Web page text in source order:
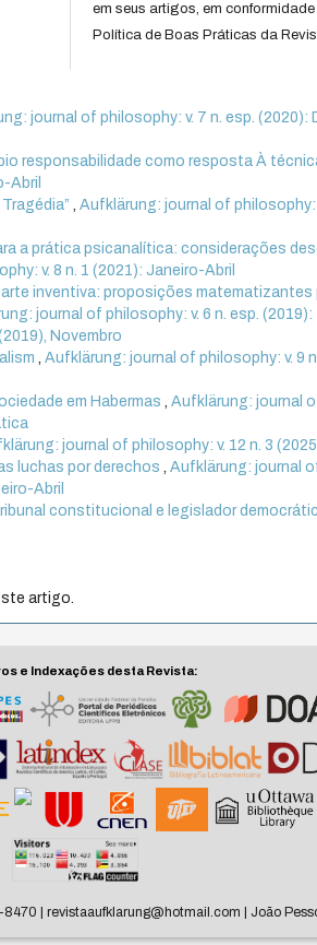
em seus artigos, em
Política de Boas Práticas da
journal of philosophy: v. 7 n. esp. (2020):
responsabilidade como resposta À
Abril
,Aufklärung: journal of philosophy:
a prática psicanalítica: considerações
v. 8 n. 1 (2021): Janeiro-Abril
inventiva: proposições matematizantes
journal of philosophy: v. 6 n. esp. (2019):
Novembro
,Aufklärung: journal of philosophy: v. 9
em Habermas,Aufklärung: journal
journal of philosophy: v. 12 n. 3
luchas por derechos,Aufklärung: journal
Abril
constitucional e legislador
artigo.
e Indexações desta Revista:
| revistaaufklarung@hotmail.com | João